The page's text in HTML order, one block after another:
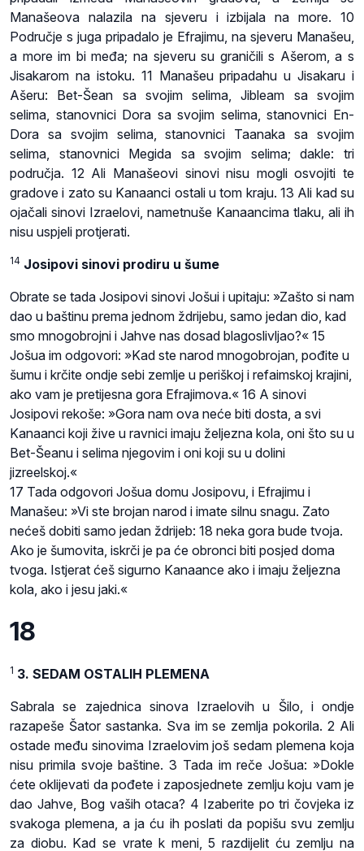
Manašeova nalazila na sjeveru i izbijala na more. 10
Područje s juga pripadalo je Efrajimu, na sjeveru Manašeu,
a more im bi međa; na sjeveru su graničili s Ašerom, a s
Jisakarom na istoku. 11 Manašeu pripadahu u Jisakaru i
Ašeru: Bet-Šean sa svojim selima, Jibleam sa svojim
selima, stanovnici Dora sa svojim selima, stanovnici En-
Dora sa svojim selima, stanovnici Taanaka sa svojim
selima, stanovnici Megida sa svojim selima; dakle: tri
područja. 12 Ali Manašeovi sinovi nisu mogli osvojiti te
gradove i zato su Kanaanci ostali u tom kraju. 13 Ali kad su
ojačali sinovi Izraelovi, nametnuše Kanaancima tlaku, ali ih
nisu uspjeli protjerati.
14 Josipovi sinovi prodiru u šume
Obrate se tada Josipovi sinovi Jošui i upitaju: »Zašto si nam
dao u baštinu prema jednom ždrijebu, samo jedan dio, kad
smo mnogobrojni i Jahve nas dosad blagoslivljao?« 15
Jošua im odgovori: »Kad ste narod mnogobrojan, pođite u
šumu i krčite ondje sebi zemlje u periškoj i refaimskoj krajini,
ako vam je pretijesna gora Efrajimova.« 16 A sinovi
Josipovi rekoše: »Gora nam ova neće biti dosta, a svi
Kanaanci koji žive u ravnici imaju željezna kola, oni što su u
Bet-Šeanu i selima njegovim i oni koji su u dolini
jizreelskoj.«
17 Tada odgovori Jošua domu Josipovu, i Efrajimu i
Manašeu: »Vi ste brojan narod i imate silnu snagu. Zato
nećeš dobiti samo jedan ždrijeb: 18 neka gora bude tvoja.
Ako je šumovita, iskrči je pa će obronci biti posjed doma
tvoga. Istjerat ćeš sigurno Kanaance ako i imaju željezna
kola, ako i jesu jaki.«
18
1 3. SEDAM OSTALIH PLEMENA
Sabrala se zajednica sinova Izraelovih u Šilo, i ondje
razapeše Šator sastanka. Sva im se zemlja pokorila. 2 Ali
ostade među sinovima Izraelovim još sedam plemena koja
nisu primila svoje baštine. 3 Tada im reče Jošua: »Dokle
ćete oklijevati da pođete i zaposjednete zemlju koju vam je
dao Jahve, Bog vaših otaca? 4 Izaberite po tri čovjeka iz
svakoga plemena, a ja ću ih poslati da popišu svu zemlju
za diobu. Kad se vrate k meni, 5 razdijelit ću zemlju na